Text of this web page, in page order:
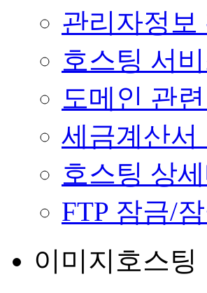
관리자정보
호스팅 서
도메인 관
세금계산서
호스팅 상
FTP 잠금/
이미지호스팅